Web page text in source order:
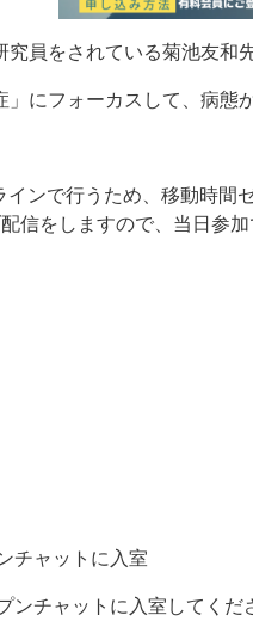
員をされている菊池友和
にフォーカスして、病
ンで行うため、移動時間
信をしますので、当日参
チャットに入室
ンチャットに入室してく